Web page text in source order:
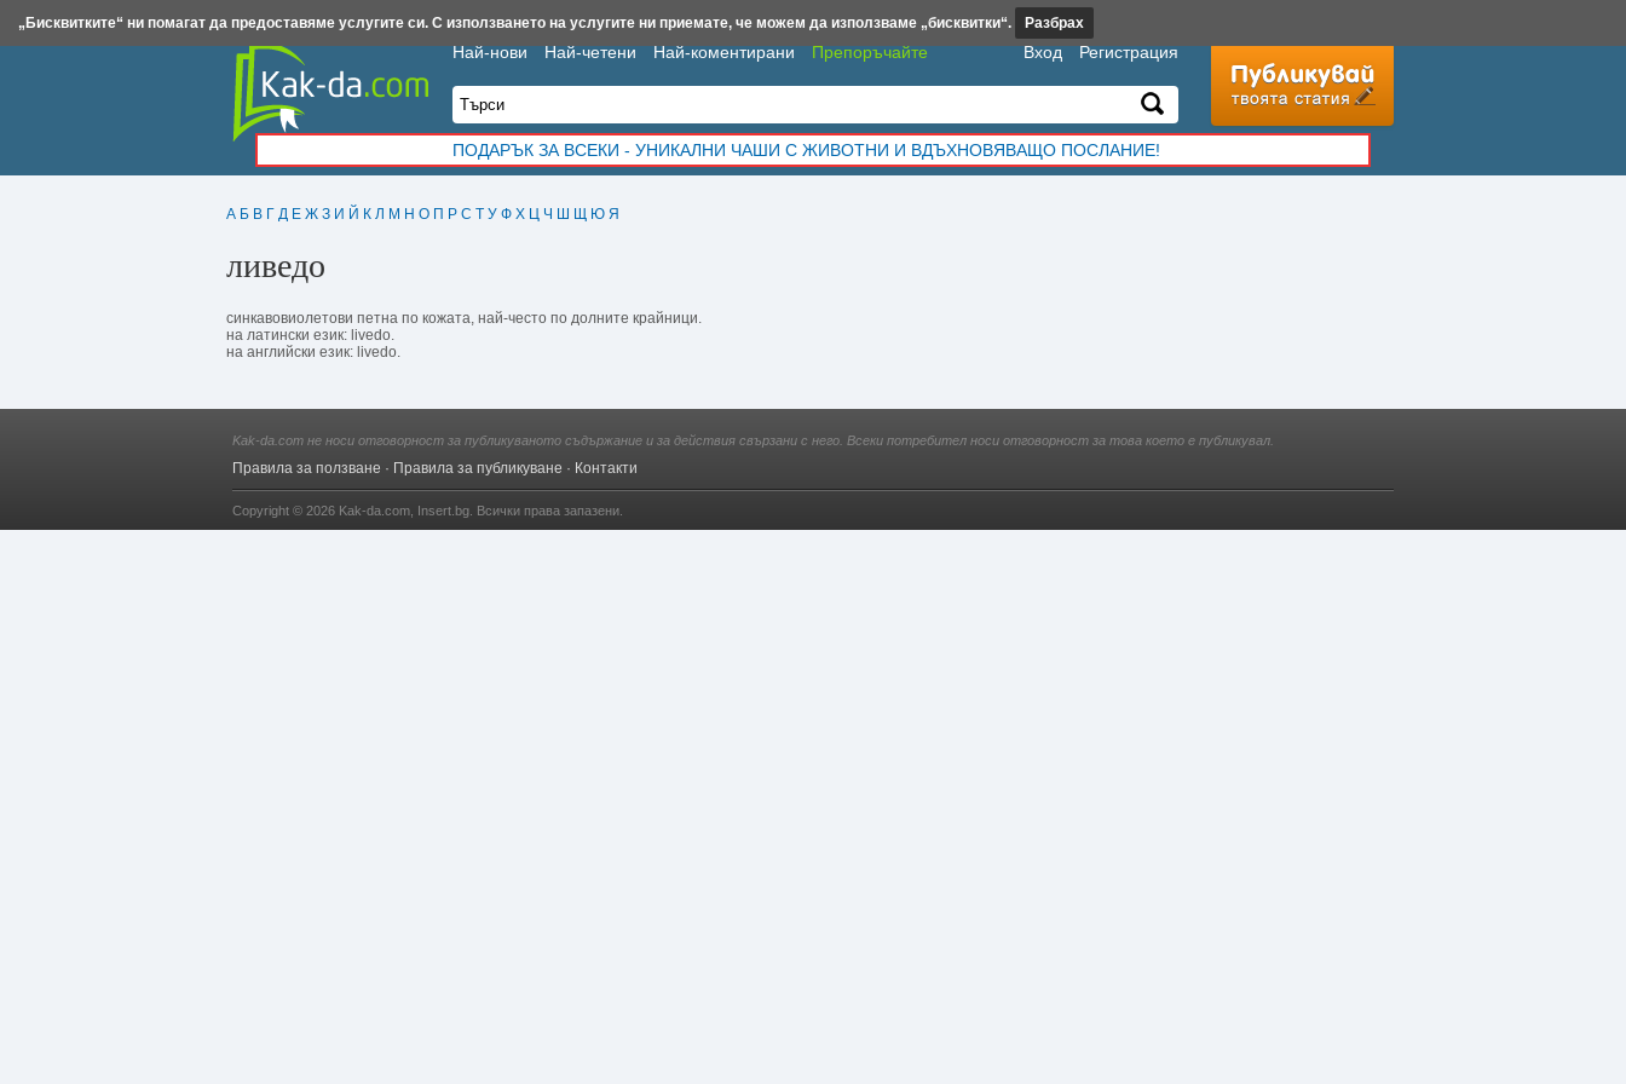
А Б В Г Д Е Ж З И Й К Л М Н О П Р С Т У Ф Х Ц Ч Ш Щ Ю Я
ливедо
синкавовиолетови петна по кожата, най-често по долните крайници.
на латински език: livedo.
на английски език: livedo.
Най-нови Най-четени Най-коментирани Препоръчайте Вход Регистрация
ПОДАРЪК ЗА ВСЕКИ - УНИКАЛНИ ЧАШИ С ЖИВОТНИ И ВДЪХНОВЯВАЩО ПОСЛАНИЕ!
Insert.bg Framar.bg Kak-da.com Iztochnik.com BauBau.bg NewAge.bg
Kak-da.com не носи отговорност за публикуваното съдържание и за действия свързани с него. Всеки потребител носи отговорност за това което е публикувал.
Правила за ползване · Правила за публикуване · Контакти
Copyright © 2026 Kak-da.com Insert.bg . Всички права запазени.
„Бисквитките“ ни помагат да предоставяме услугите си. С използването на услугите ни приемате, че можем да използваме „бисквитки“. Разбрах